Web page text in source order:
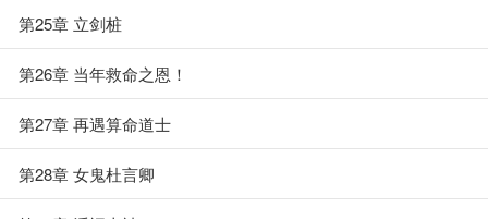
第25章 立剑桩
第26章 当年救命之恩！
第27章 再遇算命道士
第28章 女鬼杜言卿